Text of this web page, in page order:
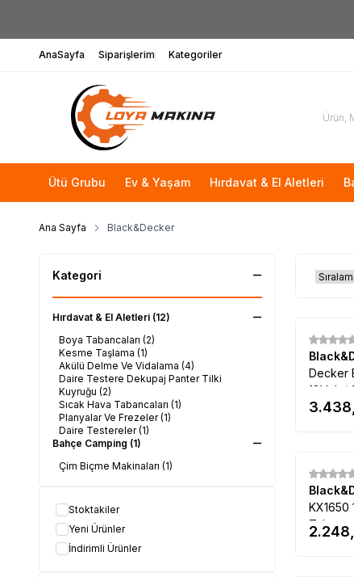
AnaSayfa Siparişlerim Kategoriler
Ütü Grubu Ev & Yaşam Hırdavat & El Aletleri
Ana Sayfa Black&Decker
Kategori
Hırdavat & El Aletleri (12)
Boya Tabancaları (2)
Kesme Taşlama (1)
Akülü Delme Ve Vidalama (4)
Daire Testere Dekupaj Panter Tilki
Kuyruğu (2)
Sıcak Hava Tabancaları (1)
Planyalar Ve Frezeler(1)
Daire Testereler(1)
Bahçe Camping (1)
Çim Biçme Makinaları (1)
Stoktakiler
Yeni Ürünler
İndirimli Ürünler
Decker
18Volt /
KX1650